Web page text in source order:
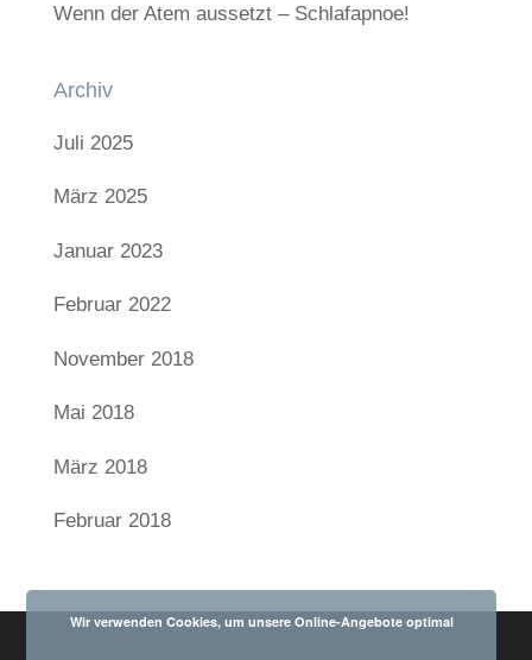
Wenn der Atem aussetzt – Schlafapnoe!
Archiv
Juli 2025
März 2025
Januar 2023
Februar 2022
November 2018
Mai 2018
März 2018
Februar 2018
Wir verwenden Cookies, um unsere Online-Angebote optimal